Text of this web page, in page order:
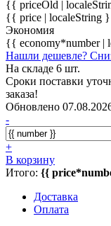
{{ priceOld |
{{ price | localeString
Экономия
{{ economy*number |
Нашли дешевле?
На складе 6 шт.
Сроки поставки
заказа!
Обновлено
-
+
В корзину
Итого: {{
Доставка
Оплата